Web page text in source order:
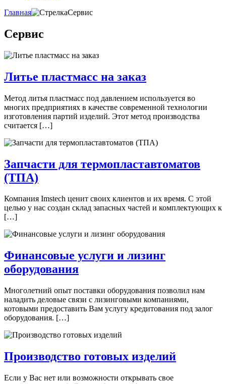
Главная
Сервис
Сервис
Литье пластмасс на заказ
Метод литья пластмасс под давлением используется во
многих предприятиях в качестве современной технологии
изготовления партий изделий. Этот метод производства
считается […]
Запчасти для термопластавтоматов
(ТПА)
Компания Imstech ценит своих клиентов и их время. С этой
целью у нас создан склад запасных частей и комплектующих к
[…]
Финансовые услуги и лизинг
оборудования
Многолетний опыт поставки оборудования позволил нам
наладить деловые связи с лизинговыми компаниями,
котовыми предоставить Вам услугу кредитования под залог
оборудования. […]
Производство готовых изделий
Если у Вас нет или возможности открывать свое